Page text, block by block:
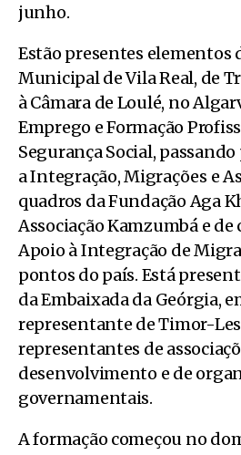
junho.
Estão presentes elementos
Municipal de Vila Real, de
à Câmara de Loulé, no
Emprego e Formação
Segurança Social,
a Integração, Migrações e
quadros da Fundação Aga
Associação Kamzumbá e de
Apoio à Integração de
pontos do país. Está
da Embaixada da Geórgia,
representante de Timor-
representantes de
desenvolvimento e de
governamentais.
A formação começou no